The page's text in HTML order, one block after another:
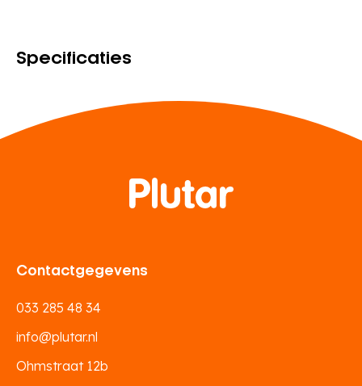
Specificaties
Contactgegevens
033 285 48 34
info@plutar.nl
Ohmstraat 12b